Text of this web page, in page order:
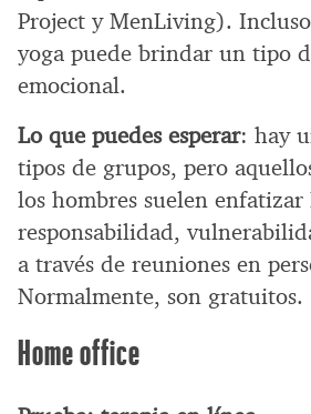
Project y MenLiving).
yoga puede brindar un tipo
emocional.
Lo que puedes esperar: hay
tipos de grupos, pero
los hombres suelen enfatizar
responsabilidad,
a través de reuniones en
Normalmente, son gratuitos.
Home office